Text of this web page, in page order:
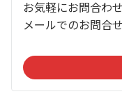
お気軽にお問合わ
メールでのお問合